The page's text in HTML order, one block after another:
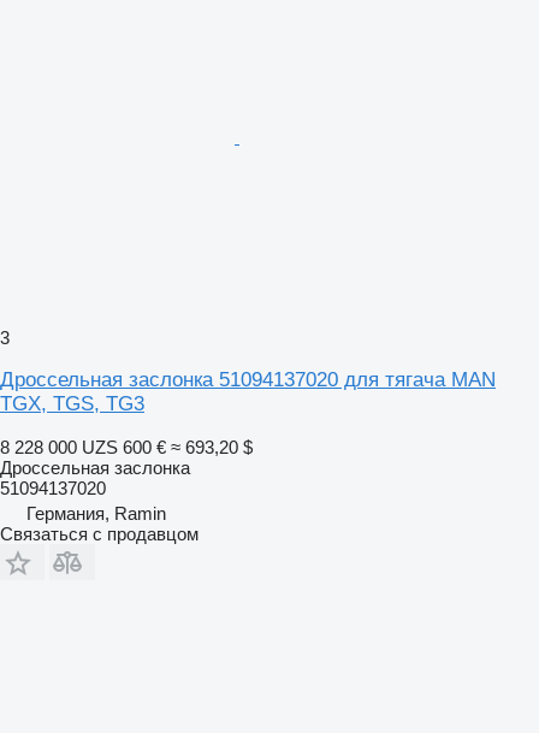
3
Дроссельная заслонка 51094137020 для тягача MAN
TGX, TGS, TG3
8 228 000 UZS 600 € ≈ 693,20 $
Дроссельная заслонка
51094137020
Германия, Ramin
Связаться с продавцом